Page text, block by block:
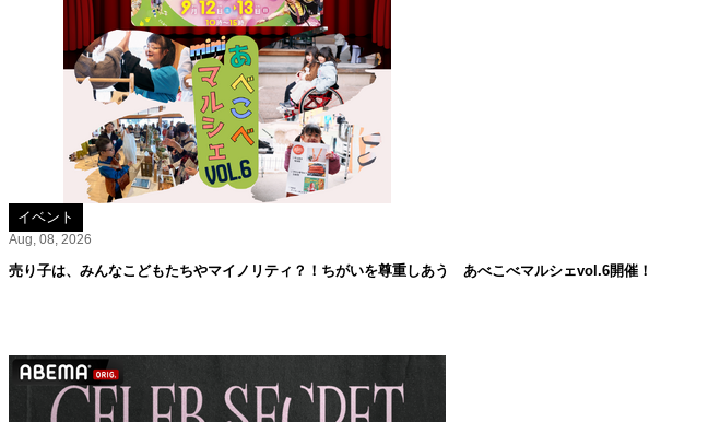
イベント
Aug, 08, 2026
売り子は、みんなこどもたちやマイノリティ？！ちがいを尊重しあう あべこべマルシェvol.6開催！